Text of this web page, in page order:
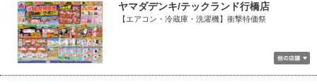
ヤマダデンキ/テックランド行橋店
【エアコン・冷蔵庫・洗濯機】衝撃特価祭